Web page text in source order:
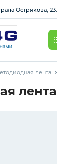
Острякова,
лента